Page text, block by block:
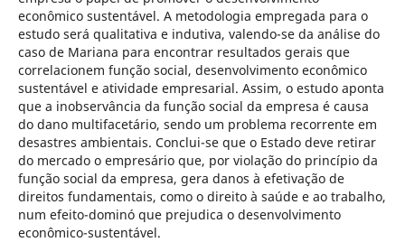
econômico sustentável. A metodologia empregada para o
estudo será qualitativa e indutiva, valendo-se da análise do
caso de Mariana para encontrar resultados gerais que
correlacionem função social, desenvolvimento econômico
sustentável e atividade empresarial. Assim, o estudo aponta
que a inobservância da função social da empresa é causa
do dano multifacetário, sendo um problema recorrente em
desastres ambientais. Conclui-se que o Estado deve retirar
do mercado o empresário que, por violação do princípio da
função social da empresa, gera danos à efetivação de
direitos fundamentais, como o direito à saúde e ao trabalho,
num efeito-dominó que prejudica o desenvolvimento
econômico-sustentável.